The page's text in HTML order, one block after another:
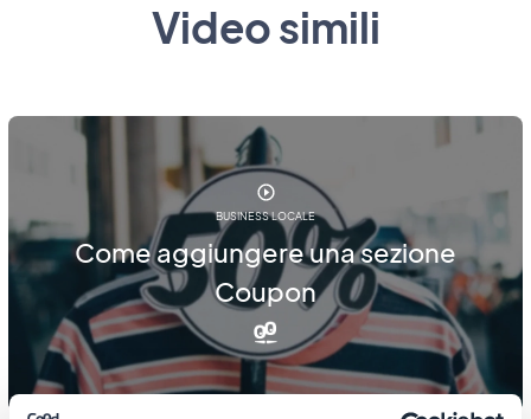
Video simili
BUSINESS LOCALE
Come aggiungere una sezione
Coupon